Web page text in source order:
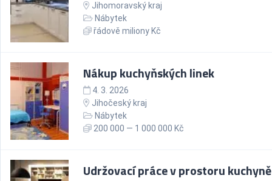
Jihomoravský kraj
Nábytek
řádově miliony Kč
Nákup kuchyňských linek
4. 3. 2026
Jihočeský kraj
Nábytek
200 000 — 1 000 000 Kč
Udržovací práce v prostoru